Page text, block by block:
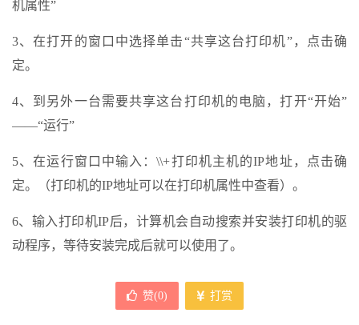
机属性”
3、在打开的窗口中选择单击“共享这台打印机”，点击确
定。
4、到另外一台需要共享这台打印机的电脑，打开“开始”
——“运行”
5、在运行窗口中输入：\\+打印机主机的IP地址，点击确
定。（打印机的IP地址可以在打印机属性中查看）。
6、输入打印机IP后，计算机会自动搜索并安装打印机的驱
动程序，等待安装完成后就可以使用了。
赞(0) 打赏